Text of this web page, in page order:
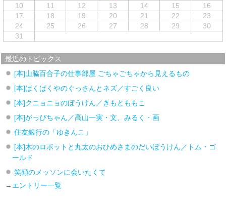
10
11 12 13 14 15
16
17
18 19 20 21 22
23
24
25 26 27 28 29
30
31
最近のトピックス
[本]山脇百合子の仕事部屋 ごちゃごちゃから見えるもの
[本]ぱくぱくやのぐっさんとネズ／すごく良い
[本]クニョニョのぼうけん／きもとももこ
[本]がっぴちゃん／高山一実・文、みるく・画
住友銀行の「ゆきんこ」
[本]木のロボットと丸太のおひめさまのだいぼうけん／トム・ゴ
ールド
笑顔のメッソンに会いたくて
→ エントリー一覧